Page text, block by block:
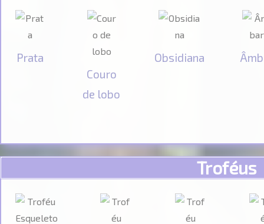
Prata
Couro
de lobo
Obsidiana
Troféus